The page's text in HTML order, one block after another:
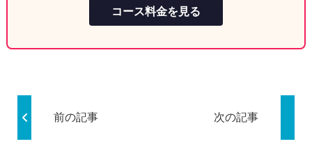
コース料金を見る
前の記事 次の記事